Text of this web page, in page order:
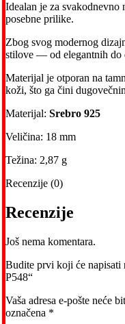
Idealan je za svakodnevno
posebne prilike.
Zbog svog modernog
stilove — od elegantnih do
Materijal je otporan na
koži, što ga čini
Materijal: Srebro 925
Veličina: 18 mm
Težina: 2,87 g
Recenzije (0)
Recenzije
Još nema komentara.
Budite prvi koji će napisati
P548“
Vaša adresa e-pošte neće
označena *